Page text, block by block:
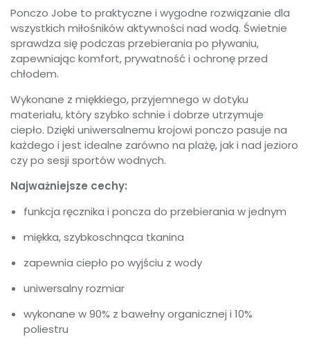
Ponczo Jobe to praktyczne i wygodne rozwiązanie dla
wszystkich miłośników aktywności nad wodą. Świetnie
sprawdza się podczas przebierania po pływaniu,
zapewniając komfort, prywatność i ochronę przed
chłodem.
Wykonane z miękkiego, przyjemnego w dotyku
materiału, który szybko schnie i dobrze utrzymuje
ciepło. Dzięki uniwersalnemu krojowi ponczo pasuje na
każdego i jest idealne zarówno na plażę, jak i nad jezioro
czy po sesji sportów wodnych.
Najważniejsze cechy:
funkcja ręcznika i poncza do przebierania w jednym
miękka, szybkoschnąca tkanina
zapewnia ciepło po wyjściu z wody
uniwersalny rozmiar
wykonane w 90% z bawełny organicznej i 10%
poliestru